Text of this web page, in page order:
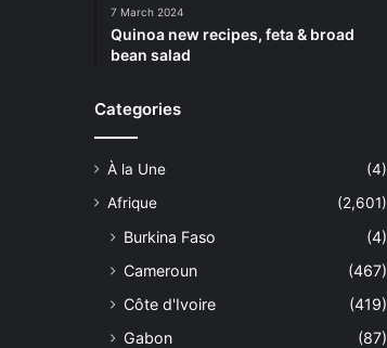
7 March 2024
Quinoa new recipes, feta & broad
bean salad
Categories
À la Une
(4)
Afrique
(2,601)
Burkina Faso
(4)
Cameroun
(467)
Côte d'Ivoire
(419)
Gabon
(87)